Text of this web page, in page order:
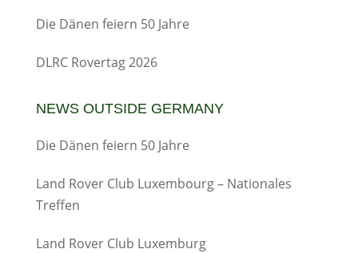
Die Dänen feiern 50 Jahre
DLRC Rovertag 2026
NEWS OUTSIDE GERMANY
Die Dänen feiern 50 Jahre
Land Rover Club Luxembourg – Nationales
Treffen
Land Rover Club Luxemburg